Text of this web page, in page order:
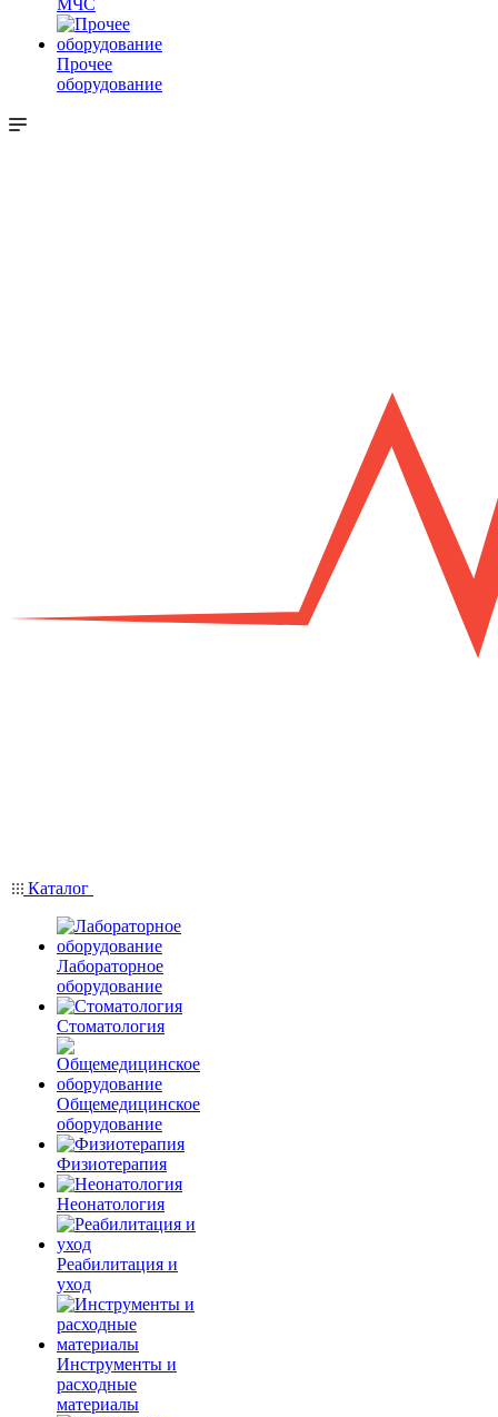
МЧС
Прочее
оборудование
Каталог
Лабораторное
оборудование
Стоматология
Общемедицинское
оборудование
Физиотерапия
Неонатология
Реабилитация и
уход
Инструменты и
расходные
материалы